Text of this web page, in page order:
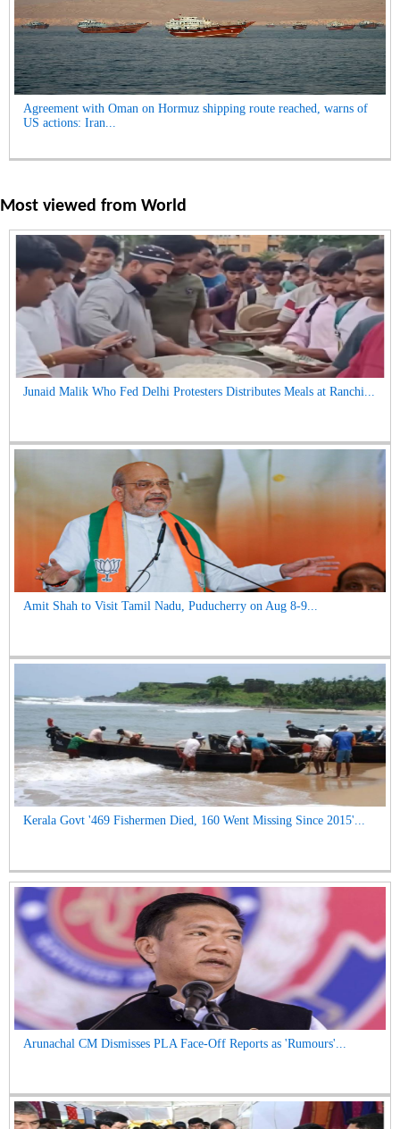
Agreement with Oman on Hormuz shipping route reached, warns of
US actions: Iran...
Most viewed from World
Junaid Malik Who Fed Delhi Protesters Distributes Meals at Ranchi...
Amit Shah to Visit Tamil Nadu, Puducherry on Aug 8-9...
Kerala Govt '469 Fishermen Died, 160 Went Missing Since 2015'...
Arunachal CM Dismisses PLA Face-Off Reports as 'Rumours'...